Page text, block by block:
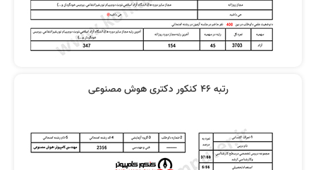
رتبه 46 کنکور دکتری هوش مصنوعی